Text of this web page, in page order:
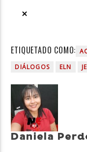
ETIQUETADO COMO:
DIÁLOGOS
ELN
Daniela